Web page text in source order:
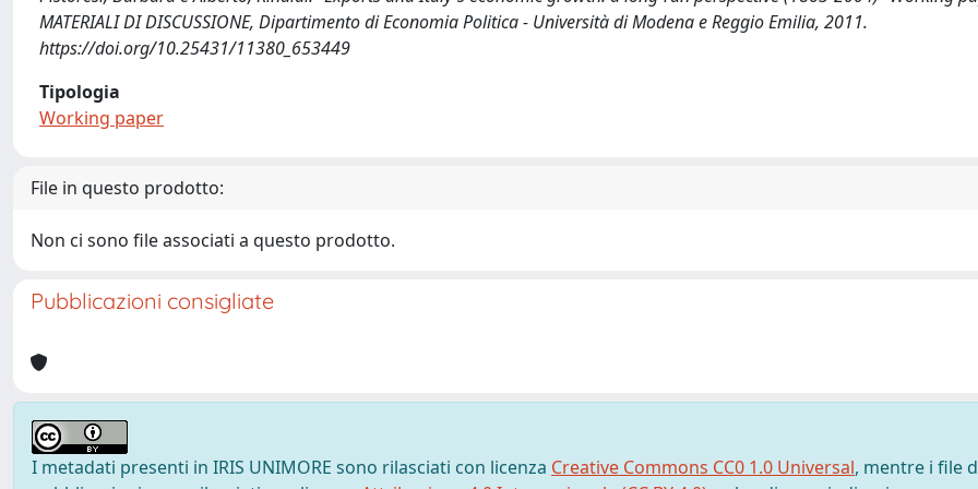
MATERIALI DI DISCUSSIONE, Dipartimento di Economia Politica - Università di Modena e Reggio Emilia, 2011.
https://doi.org/10.25431/11380_653449
Tipologia
Working paper
File in questo prodotto:
Non ci sono file associati a questo prodotto.
Pubblicazioni consigliate
I metadati presenti in IRIS UNIMORE sono rilasciati con licenza Creative Commons CC0 1.0 Universal, mentre i file